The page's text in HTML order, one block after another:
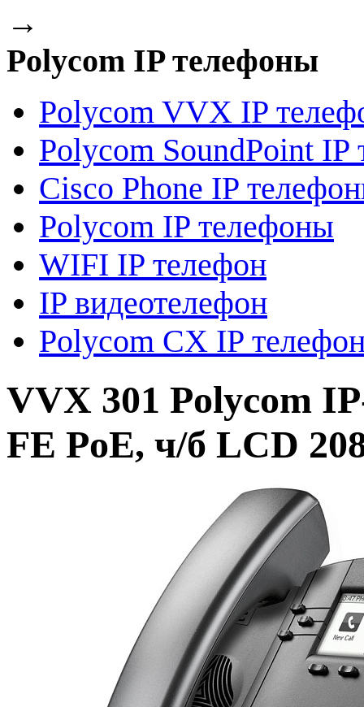
→
Polycom IP телефоны
Polycom VVX IP
Polycom SoundPoint IP
Сisco Phone IP
Polycom IP телефоны
WIFI IP телефон
IP видеотелефон
Polycom CX IP
VVX 301 Polycom
FE PoE, ч/б LCD